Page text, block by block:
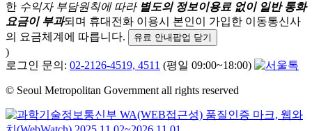
한 수익자 부담원칙에 따라 별도의 정보이용료 없이 일반 통화
요금이 부과되며 휴대전화 이용시 본인이 가입한 이동통신사
의 요금체계에 따릅니다.
유료 안내팝업 닫기
)
로그인 문의: 02-2126-4519, 4511 (평일 09:00~18:00)
© Seoul Metropolitan Government all rights reserved